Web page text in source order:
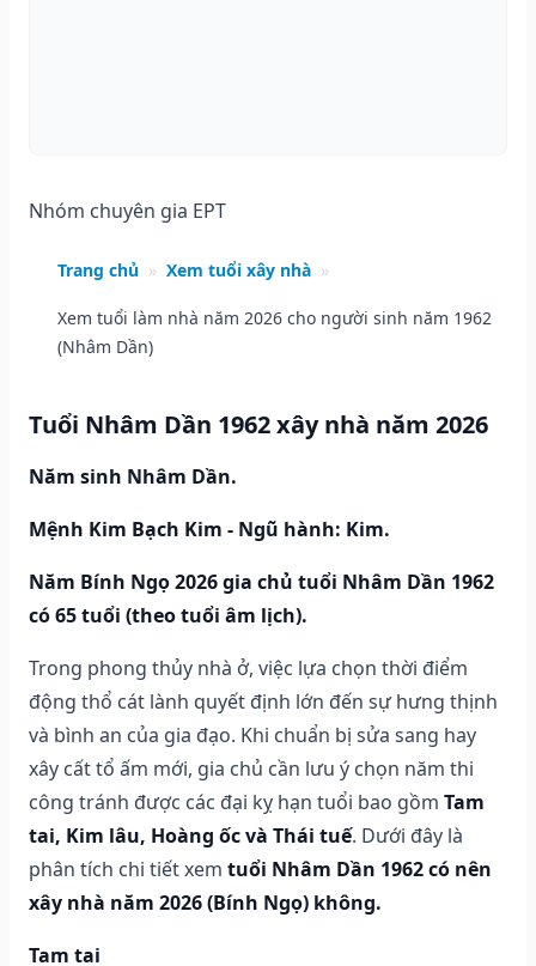
Nhóm chuyên gia EPT
Trang chủ » Xem tuổi xây nhà »
Xem tuổi làm nhà năm 2026 cho người sinh năm 1962
(Nhâm Dần)
Tuổi Nhâm Dần 1962 xây nhà năm 2026
Năm sinh Nhâm Dần.
Mệnh Kim Bạch Kim - Ngũ hành: Kim.
Năm Bính Ngọ 2026 gia chủ tuổi Nhâm Dần 1962
có 65 tuổi (theo tuổi âm lịch).
Trong phong thủy nhà ở, việc lựa chọn thời điểm
động thổ cát lành quyết định lớn đến sự hưng thịnh
và bình an của gia đạo. Khi chuẩn bị sửa sang hay
xây cất tổ ấm mới, gia chủ cần lưu ý chọn năm thi
công tránh được các đại kỵ hạn tuổi bao gồm Tam
tai, Kim lâu, Hoàng ốc và Thái tuế. Dưới đây là
phân tích chi tiết xem tuổi Nhâm Dần 1962 có nên
xây nhà năm 2026 (Bính Ngọ) không.
Tam tai